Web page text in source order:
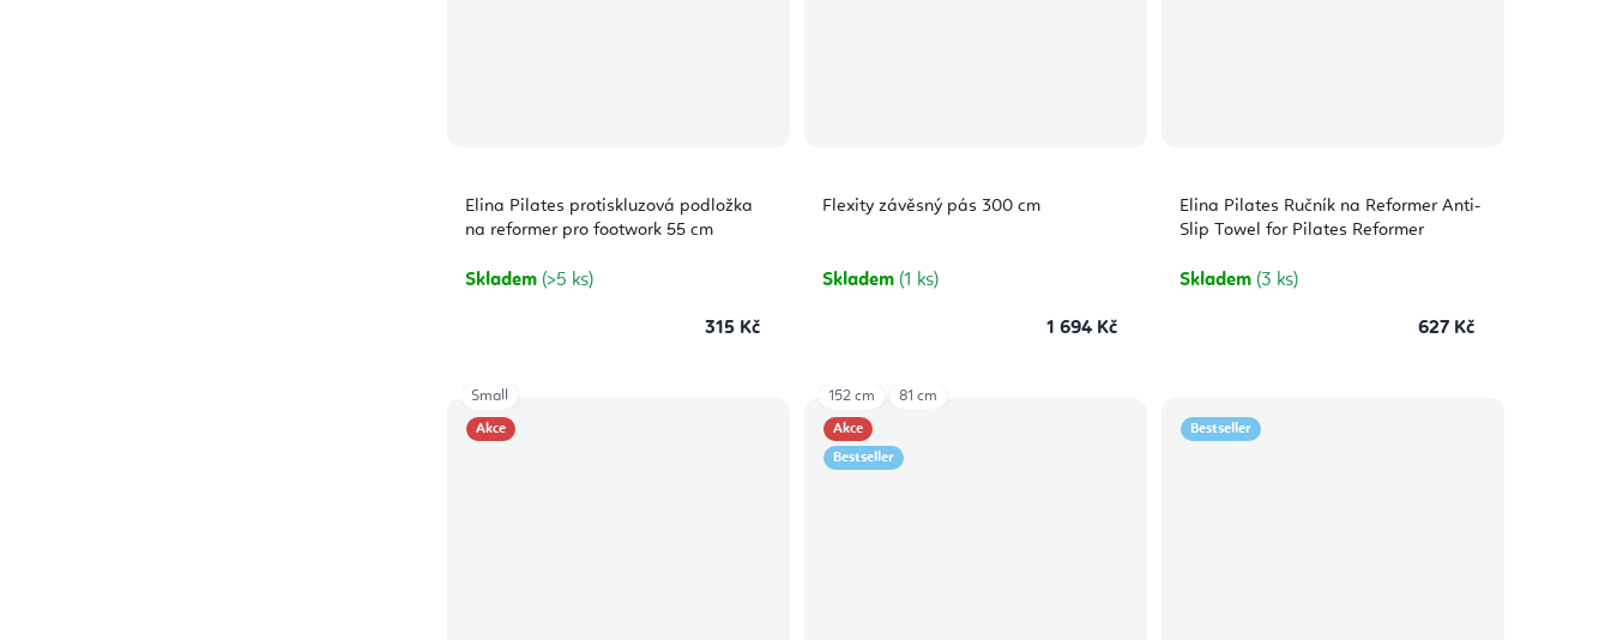
Elina Pilates protiskluzová podložka
na reformer pro footwork 55 cm
Skladem (>5 ks)
315 Kč
Flexity závěsný pás 300 cm
Skladem (1 ks)
1 694 Kč
Elina Pilates Ručník na Reformer Anti-
Slip Towel for Pilates Reformer
Skladem (3 ks)
627 Kč
Akce
Small
Akce
Bestseller
152 cm 81 cm
Bestseller